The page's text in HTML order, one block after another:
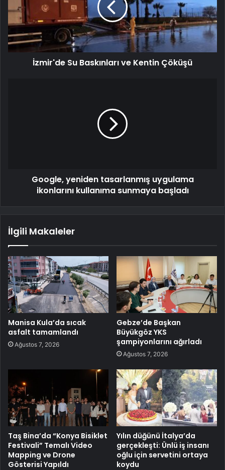
İzmir'de Su Baskınları ve Kentin Çöküşü
Google, yeniden tasarlanmış uygulama
ikonlarını kullanıma sunmaya başladı
İlgili Makaleler
Manisa Kula’da sıcak
asfalt tamamlandı
Ağustos 7, 2026
Gebze’de Başkan
Büyükgöz YKS
şampiyonlarını ağırladı
Ağustos 7, 2026
Taş Bina’da “Konya Bisiklet
Festivali” Temalı Video
Mapping ve Drone
Gösterisi Yapıldı
Yılın düğünü İtalya’da
gerçekleşti: Ünlü iş insanı
oğlu için servetini ortaya
koydu